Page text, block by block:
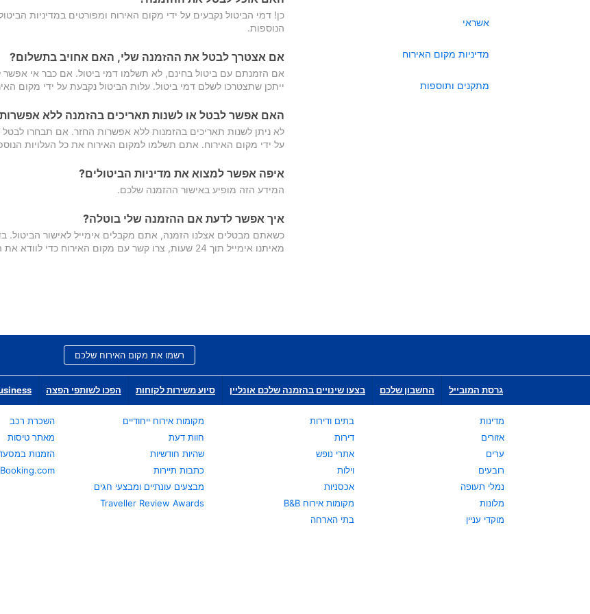
אשראי
מדיניות מקום האירוח
מתקנים ותוספות
כן! דמי הביטול נקבעים על ידי מקום האירוח ומפורטים במדיניות
הנוספות.
אם אצטרך לבטל את ההזמנה שלי, האם אחויב בתשלום?
אם הזמנתם עם ביטול בחינם, לא תשלמו דמי ביטול. אם כבר אי
ייתכן שתצטרכו לשלם דמי ביטול. עלות הביטול נקבעת על ידי מקום
האם אפשר לבטל או לשנות תאריכים בהזמנה ללא
לא ניתן לשנות תאריכים בהזמנות ללא אפשרות החזר. אם תבחרו
על ידי מקום האירוח. אתם תשלמו למקום האירוח את כל העלויות
איפה אפשר למצוא את מדיניות הביטולים?
המידע הזה מופיע באישור ההזמנה שלכם.
איך אפשר לדעת אם ההזמנה שלי בוטלה?
כשאתם מבטלים אצלנו הזמנה, אתם מקבלים אימייל לאישור
מאיתנו אימייל תוך 24 שעות, צרו קשר עם מקום האירוח כדי לוודא את הביטול.
רשמו את מקום האירוח שלכם
גרסת המובייל החשבון שלכם בצעו שינויים בהזמנה שלכם אונליין סיוע משירות לקוחות הפכו לשותפי הפצה
מדינות
אזורים
ערים
רובעים
נמלי תעופה
מלונות
מוקדי עניין
בתים ודירות
דירות
אתרי נופש
וילות
אכסניות
מקומות אירוח B&B
בתי הארחה
מקומות אירוח ייחודיים
חוות דעת
שהיות חודשיות
כתבות תיירות
מבצעים עונתיים ומבצעי חגים
Traveller Review Awards
השכרת רכב
מאתר טיסות
הזמנות
Booking.com לסוכני נסיעות